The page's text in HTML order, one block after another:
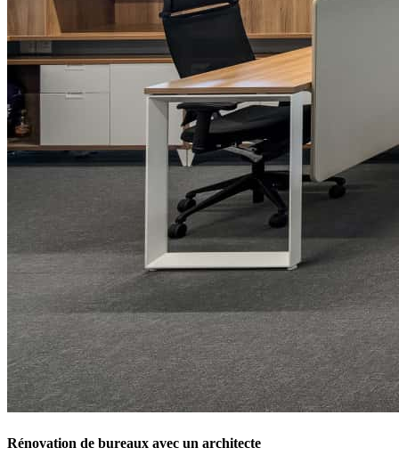
Rénovation de bureaux avec un architecte